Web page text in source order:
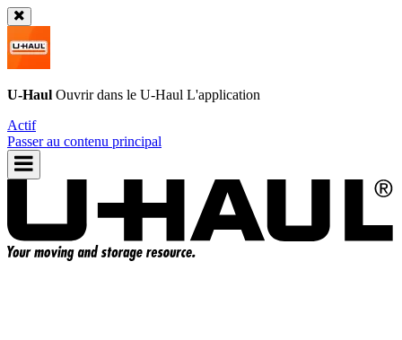
U-Haul Ouvrir dans le U-Haul L'application
Actif
Passer au contenu principal